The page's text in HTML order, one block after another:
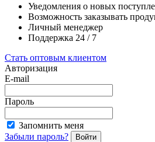
Уведомления о новых
Возможность заказывать
Личный менеджер
Поддержка 24 / 7
Стать оптовым клиентом
Авторизация
E-mail
Пароль
Запомнить меня
Забыли пароль?
Войти